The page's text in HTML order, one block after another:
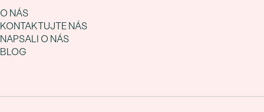
O NÁS
KONTAKTUJTE NÁS
NAPSALI O NÁS
BLOG